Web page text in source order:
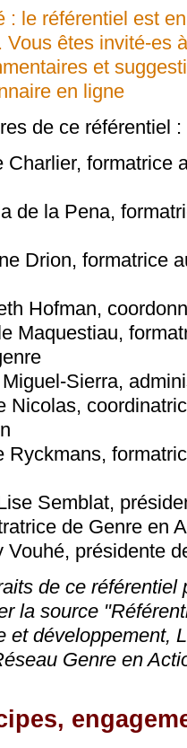
: le référentiel est
Vous êtes invité-es
et
en ligne
de ce référentiel :
Charlier, formatrice
de la Pena,
Drion, formatrice
Hofman,
Maquestiau,
Sierra,
Nicolas,
Ryckmans,
Semblat,
de Genre en
Vouhé, présidente
de ce référentiel
la source
et développement,
Genre en